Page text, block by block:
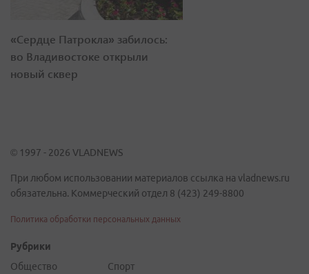
«Сердце Патрокла» забилось:
во Владивостоке открыли
новый сквер
© 1997 - 2026 VLADNEWS
При любом использовании материалов ссылка на vladnews.ru
обязательна. Коммерческий отдел 8 (423) 249-8800
Политика обработки персональных данных
Рубрики
Общество
Спорт